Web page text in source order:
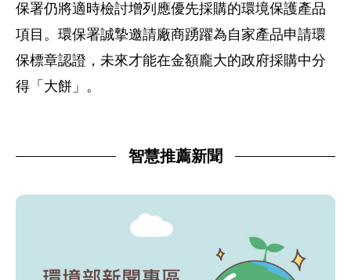
保署仍將適時檢討增列應優先採購的環境保護產品
項目。環保署誠摯邀請廠商踴躍為自家產品申請環
保標章認證，未來才能在金額龐大的政府採購中分
得「大餅」。
智慧推薦新聞